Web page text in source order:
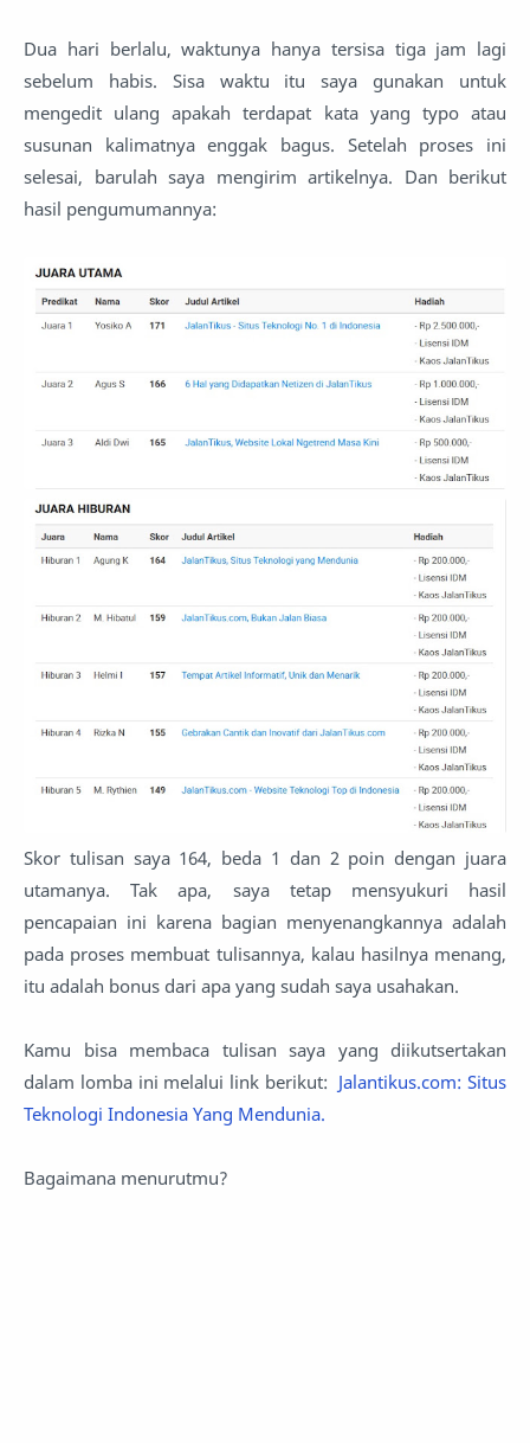
Dua hari berlalu, waktunya hanya tersisa tiga jam lagi
sebelum habis. Sisa waktu itu saya gunakan untuk
mengedit ulang apakah terdapat kata yang typo atau
susunan kalimatnya enggak bagus. Setelah proses ini
selesai, barulah saya mengirim artikelnya. Dan berikut
hasil pengumumannya:
Skor tulisan saya 164, beda 1 dan 2 poin dengan juara
utamanya. Tak apa, saya tetap mensyukuri hasil
pencapaian ini karena bagian menyenangkannya adalah
pada proses membuat tulisannya, kalau hasilnya menang,
itu adalah bonus dari apa yang sudah saya usahakan.
Kamu bisa membaca tulisan saya yang diikutsertakan
dalam lomba ini melalui link berikut: Jalantikus.com: Situs
Teknologi Indonesia Yang Mendunia.
Bagaimana menurutmu?